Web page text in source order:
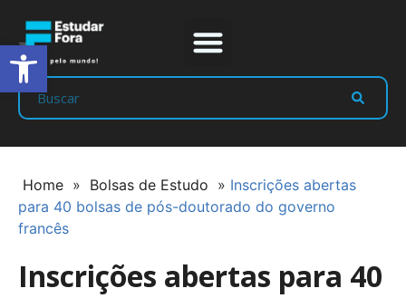
Home » Bolsas de Estudo » Inscrições abertas
para 40 bolsas de pós-doutorado do governo
francês
Inscrições abertas para 40
Abrir a barra de ferramentas